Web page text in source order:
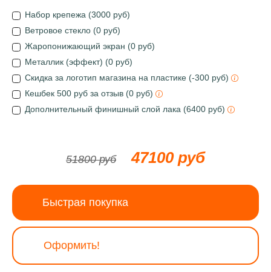
Набор крепежа (3000 руб)
Ветровое стекло (0 руб)
Жаропонижающий экран (0 руб)
Металлик (эффект) (0 руб)
Скидка за логотип магазина на пластике (-300 руб)
Кешбек 500 руб за отзыв (0 руб)
Дополнительный финишный слой лака (6400 руб)
51800 руб 47100 руб
Быстрая покупка
Оформить!